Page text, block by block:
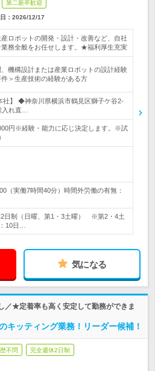
第二新卒歓迎
： 2026/12/17
ロボットの開発・設計・改善など、自社
業務全般をお任せします。★福利厚生充実
機構設計または産業ロボットの設計経験
＞生産技術の経験がある方
社】 ◆神奈川県横浜市鶴見区獅子ケ谷2-
れ直…
円※経験・能力に応じ決定します。※試
（実働7時間40分）時間外労働の有無：
2日制（日曜、第1・3土曜） ※第2・4土
10日…
気になる
／★定着率も高く安定して勤務ができま
キッティング業務！リーダー候補！
不問 完全週休2日制